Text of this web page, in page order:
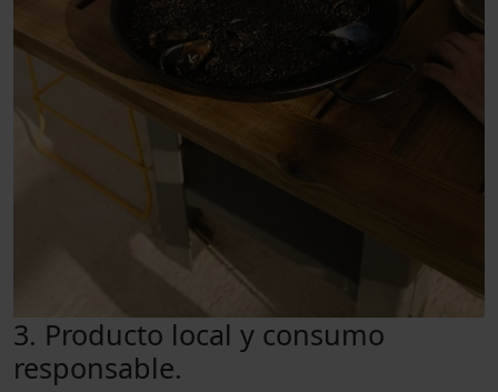
3. Producto local y consumo
responsable.